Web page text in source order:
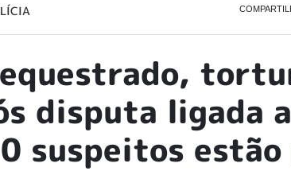
disputa ligada
suspeitos estão